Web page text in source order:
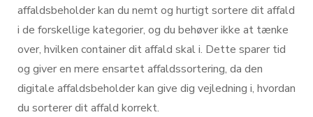
affaldsbeholder kan du nemt og hurtigt sortere dit affald
i de forskellige kategorier, og du behøver ikke at tænke
over, hvilken container dit affald skal i. Dette sparer tid
og giver en mere ensartet affaldssortering, da den
digitale affaldsbeholder kan give dig vejledning i, hvordan
du sorterer dit affald korrekt.